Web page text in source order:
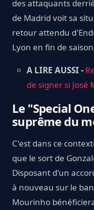
des attaquants
de Madrid voit sa
retour attendu
Lyon en fin de
A LIRE AUSSI -
de signer si
Le "Special
suprême du
C'est dans ce
que le sort de
Disposant d'un
à nouveau sur le
Mourinho